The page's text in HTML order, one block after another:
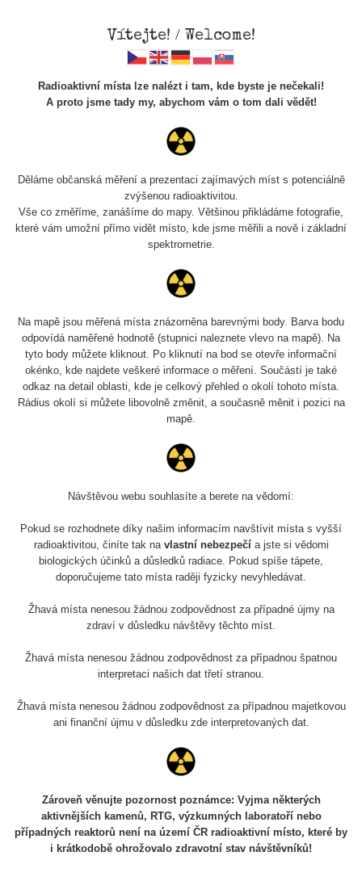
Líšťany
Ahoj moji zářící lidi!
Líšťany, Líšťany, Líšťany...
Moje oblíbené místo, hodně oblíbené. Mám to sem do půl
hoďky od domu a tak tu dělám často opakované návštěvy.
šurf, nic velkého (jen pár tun vytěženého uranu). Nicméně
na to, že tu vytěžili tak málo, tu dozimetr řve všude jak
šílený. Polní cesta, která vede okolo tak nějak středem
oblasti, je poměrně dost aktivní. Příkony na okraji cesty
dosahují až 3 uSv/h.
Naposledy jsem se rozhodl, že u největších hotspotů
zkusím kopnout v domění, že najdu alespoň nějaký malý
relativně dokáže trochu stoupnout, ale s dalšími
centimetry potom pomalu klesá. Takto to bylo s každým
hotspotem, který jsem našel. Jak na cestě, tak na poli, i v
Škoda, každopádně pokud si chcete poskakovat po
tak Líšťany, jsou opravdu dobrá volba.
https://www.zhavamista.cz/pozice/
https://www.facebook.com/groups/zhavamista/permalink/
Vítejte! / Welcome!
Radioaktivní místa lze nalézt i tam, kde byste je nečekali!
A proto jsme tady my, abychom vám o tom dali vědět!
Děláme občanská měření a prezentaci zajímavých míst s potenciálně
zvýšenou radioaktivitou.
Vše co změříme, zanášíme do mapy. Většinou přikládáme fotografie,
které vám umožní přímo vidět místo, kde jsme měřili a nově i základní
spektrometrie.
Na mapě jsou měřená místa znázorněna barevnými body. Barva bodu
odpovídá naměřené hodnotě (stupnici naleznete vlevo na mapě). Na
tyto body můžete kliknout. Po kliknutí na bod se otevře informační
okénko, kde najdete veškeré informace o měření. Součástí je také
odkaz na detail oblasti, kde je celkový přehled o okolí tohoto místa.
Rádius okolí si můžete libovolně změnit, a současně měnit i pozici na
mapě.
Návštěvou webu souhlasíte a berete na vědomí:
Pokud se rozhodnete díky našim informacím navštívit místa s vyšší
radioaktivitou, činíte tak na vlastní nebezpečía jste si vědomi
biologických účinků a důsledků radiace. Pokud spíše tápete,
doporučujeme tato místa raději fyzicky nevyhledávat.
Žhavá místa nenesou žádnou zodpovědnost za případné újmy na
zdraví v důsledku návštěvy těchto míst.
Žhavá místa nenesou žádnou zodpovědnost za případnou špatnou
interpretaci našich dat třetí stranou.
Žhavá místa nenesou žádnou zodpovědnost za případnou majetkovou
ani finanční újmu v důsledku zde interpretovaných dat.
Zároveň věnujte pozornost poznámce: Vyjma některých
aktivnějších kamenů, RTG, výzkumných laboratoří nebo
případných reaktorů není na území ČR radioaktivní místo, které by
i krátkodobě ohrožovalo zdravotní stav návštěvníků!